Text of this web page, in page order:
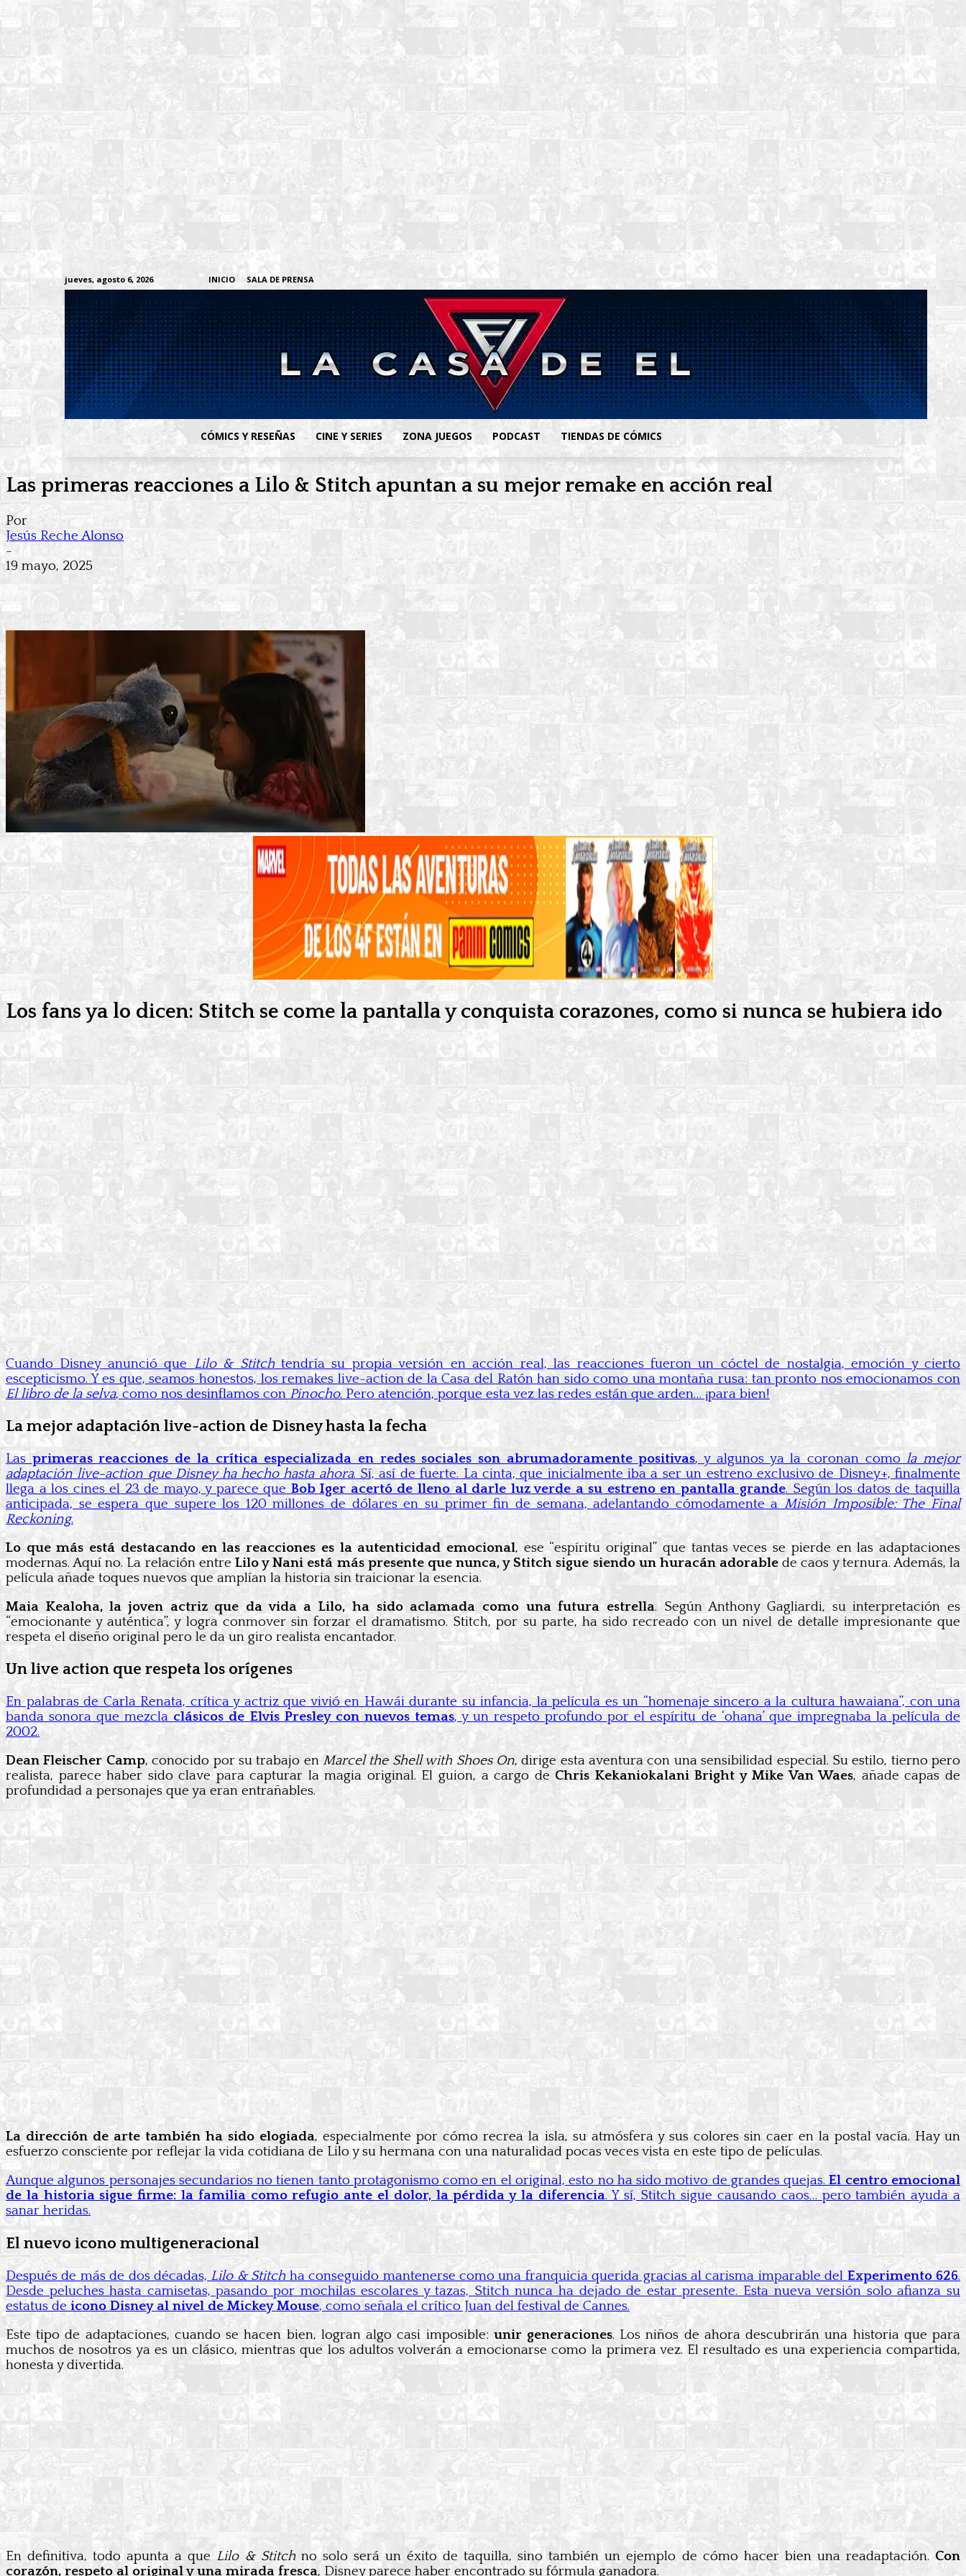
jueves, agosto 6, 2026 INICIO SALA DE PRENSA
CÓMICS Y RESEÑAS CINE Y SERIES ZONA JUEGOS PODCAST TIENDAS DE CÓMICS
Las primeras reacciones a Lilo & Stitch apuntan a su mejor remake en acción real
Por
Jesús Reche Alonso
-
19 mayo, 2025
Los fans ya lo dicen: Stitch se come la pantalla y conquista corazones, como si nunca se hubiera ido
Cuando Disney anunció que Lilo & Stitchtendría su propia versión en acción real, las reacciones fueron un cóctel de nostalgia, emoción y cierto
escepticismo. Y es que, seamos honestos, los remakes live-action de la Casa del Ratón han sido como una montaña rusa: tan pronto nos emocionamos con
El libro de la selva, como nos desinflamos con Pinocho. Pero atención, porque esta vez las redes están que arden… ¡para bien!
La mejor adaptación live-action de Disney hasta la fecha
Las primeras reacciones de la crítica especializada en redes sociales son abrumadoramente positivas, y algunos ya la coronan comola mejor
adaptación live-action que Disney ha hecho hasta ahora. Sí, así de fuerte. La cinta, que inicialmente iba a ser un estreno exclusivo de Disney+, finalmente
llega a los cines el 23 de mayo, y parece que Bob Iger acertó de lleno al darle luz verde a su estreno en pantalla grande. Según los datos de taquilla
anticipada, se espera que supere los 120 millones de dólares en su primer fin de semana, adelantando cómodamente aMisión Imposible: The Final
Reckoning.
Lo que más está destacando en las reacciones es la autenticidad emocional, ese “espíritu original” que tantas veces se pierde en las adaptaciones
modernas. Aquí no. La relación entre Lilo y Nani está más presente que nunca, y Stitch sigue siendo un huracán adorable de caos y ternura. Además, la
película añade toques nuevos que amplían la historia sin traicionar la esencia.
Maia Kealoha, la joven actriz que da vida a Lilo, ha sido aclamada como una futura estrella. Según Anthony Gagliardi, su interpretación es
“emocionante y auténtica”, y logra conmover sin forzar el dramatismo. Stitch, por su parte, ha sido recreado con un nivel de detalle impresionante que
respeta el diseño original pero le da un giro realista encantador.
Un live action que respeta los orígenes
En palabras de Carla Renata, crítica y actriz que vivió en Hawái durante su infancia, la película es un “homenaje sincero a la cultura hawaiana”, con una
banda sonora que mezcla clásicos de Elvis Presley con nuevos temas, y un respeto profundo por el espíritu de ‘ohana’ que impregnaba la película de
2002.
Dean Fleischer Camp, conocido por su trabajo enMarcel the Shell with Shoes On, dirige esta aventura con una sensibilidad especial. Su estilo, tierno pero
realista, parece haber sido clave para capturar la magia original. El guion, a cargo de Chris Kekaniokalani Bright y Mike Van Waes, añade capas de
profundidad a personajes que ya eran entrañables.
La dirección de arte también ha sido elogiada, especialmente por cómo recrea la isla, su atmósfera y sus colores sin caer en la postal vacía. Hay un
esfuerzo consciente por reflejar la vida cotidiana de Lilo y su hermana con una naturalidad pocas veces vista en este tipo de películas.
Aunque algunos personajes secundarios no tienen tanto protagonismo como en el original, esto no ha sido motivo de grandes quejas.El centro emocional
de la historia sigue firme: la familia como refugio ante el dolor, la pérdida y la diferencia. Y sí, Stitch sigue causando caos… pero también ayuda a
sanar heridas.
El nuevo icono multigeneracional
Después de más de dos décadas, Lilo & Stitchha conseguido mantenerse como una franquicia querida gracias al carisma imparable del Experimento 626.
Desde peluches hasta camisetas, pasando por mochilas escolares y tazas, Stitch nunca ha dejado de estar presente. Esta nueva versión solo afianza su
estatus de icono Disney al nivel de Mickey Mouse, como señala el crítico Juan del festival de Cannes.
Este tipo de adaptaciones, cuando se hacen bien, logran algo casi imposible: unir generaciones. Los niños de ahora descubrirán una historia que para
muchos de nosotros ya es un clásico, mientras que los adultos volverán a emocionarse como la primera vez. El resultado es una experiencia compartida,
honesta y divertida.
En definitiva, todo apunta a queLilo & Stitchno solo será un éxito de taquilla, sino también un ejemplo de cómo hacer bien una readaptación. Con
corazón, respeto al original y una mirada fresca, Disney parece haber encontrado su fórmula ganadora.